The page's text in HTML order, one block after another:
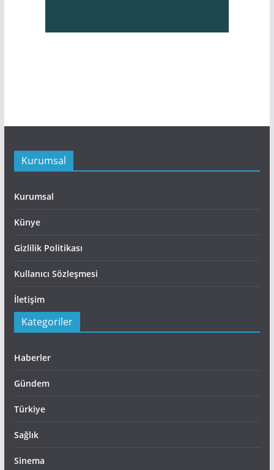
Kurumsal
Kurumsal
Künye
Gizlilik Politikası
Kullanıcı Sözleşmesi
İletişim
Kategoriler
Haberler
Gündem
Türkiye
Sağlık
Sinema